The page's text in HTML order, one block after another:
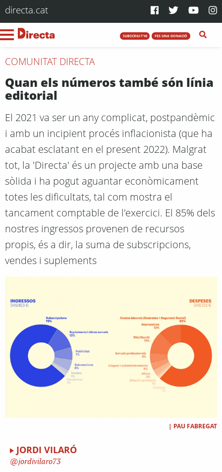
directa.cat
SUBSCRIU-T'HI FES UNA DONACIÓ
COMUNITAT DIRECTA
Quan els números també són línia
editorial
El 2021 va ser un any complicat, postpandèmic
i amb un incipient procés inflacionista (que ha
acabat esclatant en el present 2022). Malgrat
tot, la 'Directa' és un projecte amb una base
sòlida i ha pogut aguantar econòmicament
totes les dificultats, tal com mostra el
tancament comptable de l'exercici. El 85% dels
nostres ingressos provenen de recursos
propis, és a dir, la suma de subscripcions,
vendes i suplements
| PAU FABREGAT
JORDI VILARÓ
jordivilaro73